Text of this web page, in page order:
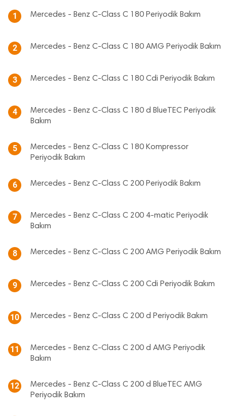
1 Mercedes - Benz C-Class C 180 Periyodik Bakım
2 Mercedes - Benz C-Class C 180 AMG Periyodik Bakım
3 Mercedes - Benz C-Class C 180 Cdi Periyodik Bakım
4
Mercedes - Benz C-Class C 180 d BlueTEC Periyodik
Bakım
5
Mercedes - Benz C-Class C 180 Kompressor
Periyodik Bakım
6 Mercedes - Benz C-Class C 200 Periyodik Bakım
7
Mercedes - Benz C-Class C 200 4-matic Periyodik
Bakım
8 Mercedes - Benz C-Class C 200 AMG Periyodik Bakım
9 Mercedes - Benz C-Class C 200 Cdi Periyodik Bakım
10 Mercedes - Benz C-Class C 200 d Periyodik Bakım
11
Mercedes - Benz C-Class C 200 d AMG Periyodik
Bakım
12
Mercedes - Benz C-Class C 200 d BlueTEC AMG
Periyodik Bakım